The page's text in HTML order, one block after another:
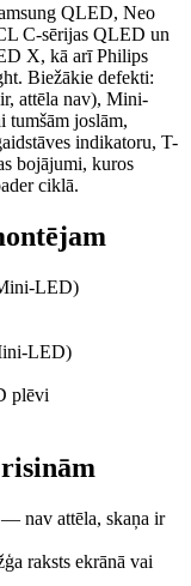
QLED, Neo
C-sērijas QLED un
X, kā arī Philips
Biežākie defekti:
attēla nav), Mini-
tumšām joslām,
indikatoru, T-
bojājumi, kuros
ciklā.
LED)
LED)
plēvi
nav attēla, skaņa ir
raksts ekrānā vai